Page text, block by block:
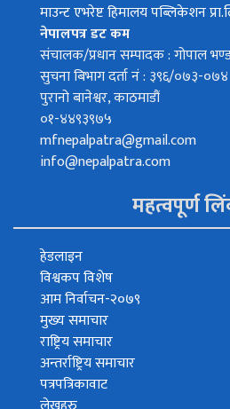
माउन्ट एभरेष्ट हिमालय पब्लिकेशन
नेपालपत्र डट कम
संचालक/प्रधान सम्पादक : गोपाल
सुचना बिभाग दर्ता नं : ३९६/०७३-०७४
पुरानो बानेश्वर, काठमाडौं
०१-४४९३९७५
mfnepalpatra@gmail.com
info@nepalpatra.com
महत्वपूर्ण
हेडलाइन
विश्वकप विशेष
आम निर्वाचन-२०७९
मुख्य समाचार
राष्ट्रिय समाचार
अन्तर्राष्ट्रिय समाचार
पत्रपत्रिकावाट